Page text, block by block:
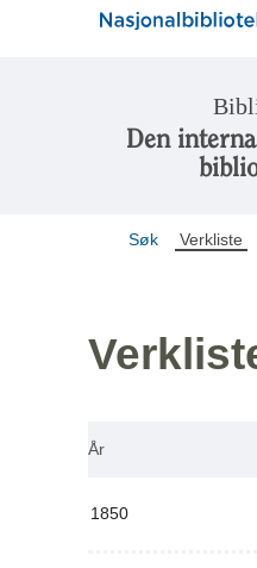
Den
Søk Verkliste
År
1850